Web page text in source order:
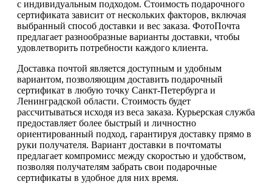
с индивидуальным подходом. Стоимость подарочного
сертификата зависит от нескольких факторов, включая
выбранный способ доставки и вес заказа. ФотоПочта
предлагает разнообразные варианты доставки, чтобы
удовлетворить потребности каждого клиента.
Доставка почтой является доступным и удобным
вариантом, позволяющим доставить подарочный
сертификат в любую точку Санкт-Петербурга и
Ленинградской области. Стоимость будет
рассчитываться исходя из веса заказа. Курьерская служба
предоставляет более быстрый и личностно
ориентированный подход, гарантируя доставку прямо в
руки получателя. Вариант доставки в почтоматы
предлагает компромисс между скоростью и удобством,
позволяя получателям забрать свои подарочные
сертификаты в удобное для них время.